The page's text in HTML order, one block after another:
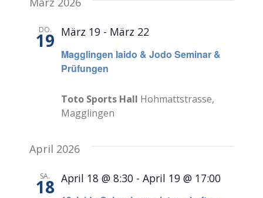
DO.
19
Magglingen Iaido & Jodo Seminar &
Prüfungen
März 19- März 22
Toto Sports Hall Hohmattstrasse,
Magglingen
April 2026
SA.
18 April 18 @ 8:30- April 19 @ 17:00